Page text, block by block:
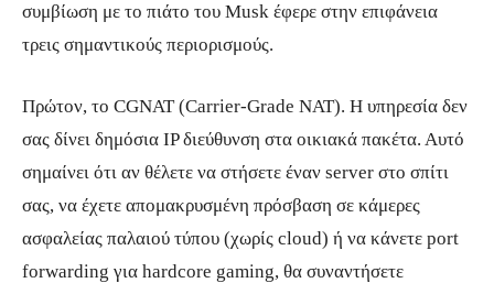
συμβίωση με το πιάτο του Musk έφερε στην επιφάνεια
τρεις σημαντικούς περιορισμούς.
Πρώτον, το CGNAT (Carrier-Grade NAT). Η υπηρεσία δεν
σας δίνει δημόσια IP διεύθυνση στα οικιακά πακέτα. Αυτό
σημαίνει ότι αν θέλετε να στήσετε έναν server στο σπίτι
σας, να έχετε απομακρυσμένη πρόσβαση σε κάμερες
ασφαλείας παλαιού τύπου (χωρίς cloud) ή να κάνετε port
forwarding για hardcore gaming, θα συναντήσετε